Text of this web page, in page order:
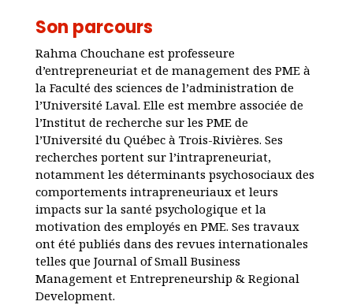
Son parcours
Rahma Chouchane est professeure
d’entrepreneuriat et de management des PME à
la Faculté des sciences de l’administration de
l’Université Laval. Elle est membre associée de
l’Institut de recherche sur les PME de
l’Université du Québec à Trois-Rivières. Ses
recherches portent sur l’intrapreneuriat,
notamment les déterminants psychosociaux des
comportements intrapreneuriaux et leurs
impacts sur la santé psychologique et la
motivation des employés en PME. Ses travaux
ont été publiés dans des revues internationales
telles que Journal of Small Business
Management et Entrepreneurship & Regional
Development.